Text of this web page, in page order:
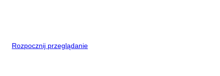
Rozpocznij przeglądanie